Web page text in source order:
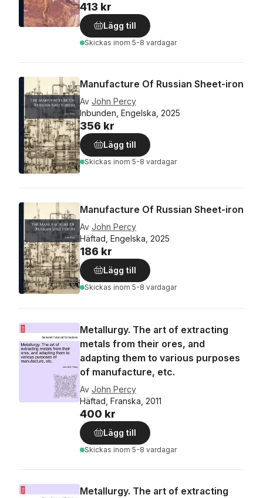
413 kr
Lägg till
Skickas inom 5-8 vardagar
Manufacture Of Russian Sheet-iron
Av John Percy
Inbunden, Engelska, 2025
356 kr
Lägg till
Skickas inom 5-8 vardagar
Manufacture Of Russian Sheet-iron
Av John Percy
Häftad, Engelska, 2025
186 kr
Lägg till
Skickas inom 5-8 vardagar
Metallurgy. The art of extracting
metals from their ores, and
adapting them to various purposes
of manufacture, etc.
Av John Percy
Häftad, Franska, 2011
400 kr
Lägg till
Skickas inom 5-8 vardagar
Metallurgy. The art of extracting